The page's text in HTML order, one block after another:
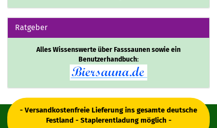
Ratgeber
Alles Wissenswerte über Fasssaunen sowie ein
Benutzerhandbuch:
- Versandkostenfreie Lieferung ins gesamte deutsche
Festland - Staplerentladung möglich -